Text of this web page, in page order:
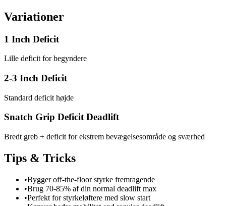
Variationer
1 Inch Deficit
Lille deficit for begyndere
2-3 Inch Deficit
Standard deficit højde
Snatch Grip Deficit Deadlift
Bredt greb + deficit for ekstrem bevægelsesområde og sværhed
Tips & Tricks
•Bygger off-the-floor styrke fremragende
•Brug 70-85% af din normal deadlift max
•Perfekt for styrkeløftere med slow start